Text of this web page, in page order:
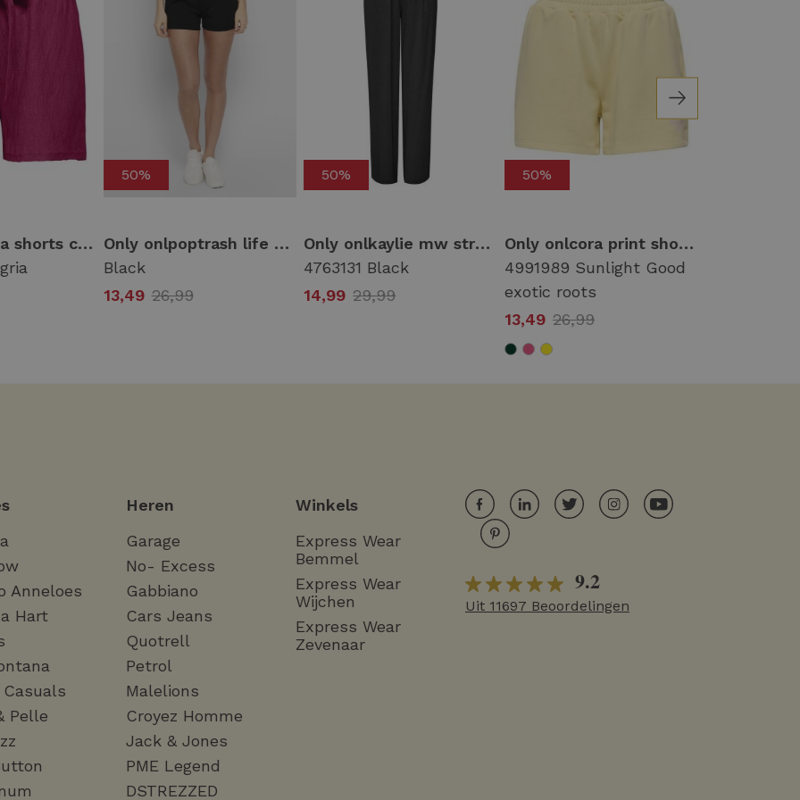
Only onldiana shorts cs jrs 15377888 Korte broeken 5066240 sangria
50%
Only onlpoptrash life easy shorts pnt noos Korte broeken black
Black
13,49 26,99
50%
Only onlkaylie mw struc str pant pnt Broek 4763131 black
4763131 Black
14,99 29,99
50%
Only onlcora print shorts ub swt 15347040 Korte broeken 4991989 sunlight good exotic roots
4991989 Sunlight Good
exotic roots
13,49 26,99
Anneloes
Hart
Casuals
Pelle
Heren
Garage
No- Excess
Gabbiano
Cars Jeans
Quotrell
Petrol
Malelions
Croyez Homme
Jack & Jones
PME Legend
DSTREZZED
Winkels
Express Wear
Bemmel
Express Wear
Wijchen
Express Wear
Zevenaar
9.2
Uit 11697 Beoordelingen